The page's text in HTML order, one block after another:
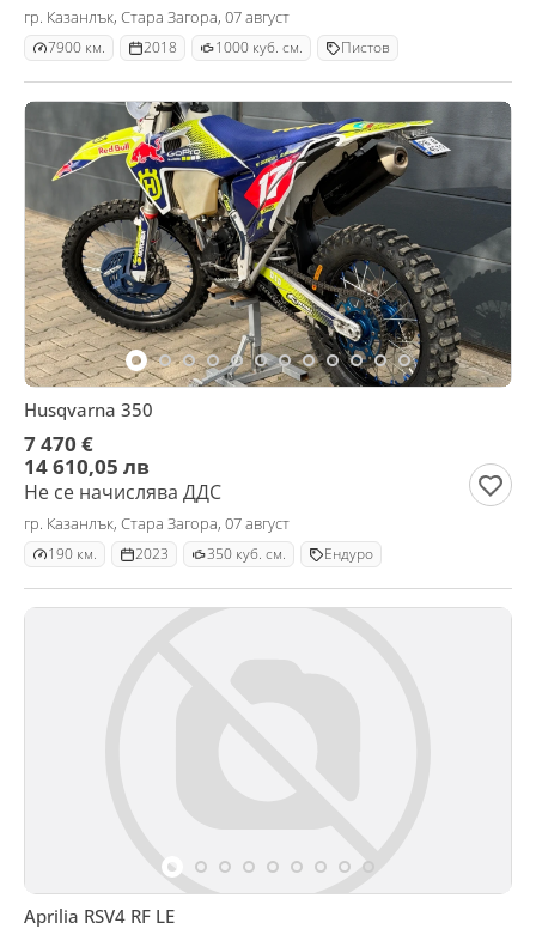
гр. Казанлък, Стара Загора, 07 август
7900 км. 2018 1000 куб. см. Пистов
Husqvarna 350
7 470 €
14 610,05 лв
Не се начислява ДДС
гр. Казанлък, Стара Загора, 07 август
190 км. 2023 350 куб. см. Ендуро
Aprilia RSV4 RF LE